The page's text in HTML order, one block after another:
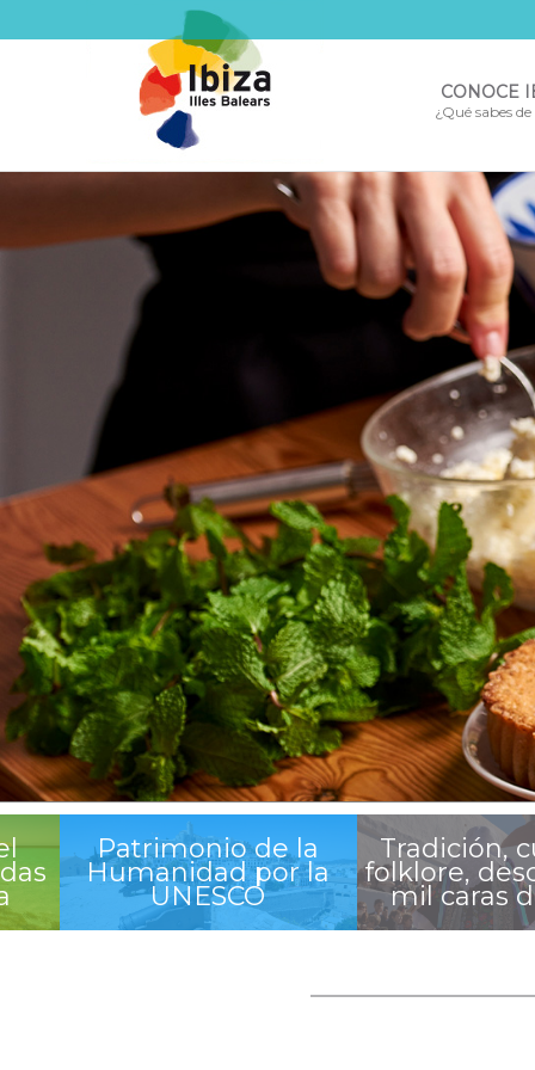
CONOCE
¿Qué sabes de
Patrimonio de la
Humanidad por la
UNESCO
Tradición,
folklore,
mil caras